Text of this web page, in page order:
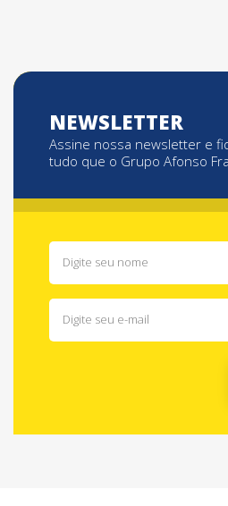
NEWSLETTER
Assine nossa newsletter e
tudo que o Grupo Afonso